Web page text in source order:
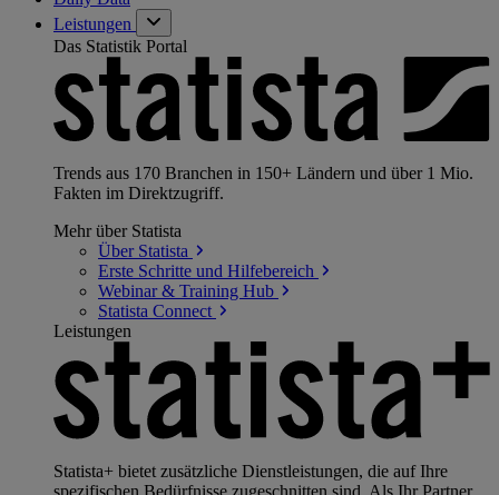
Leistungen
Das Statistik Portal
Trends aus 170 Branchen in 150+ Ländern und über 1 Mio.
Fakten im Direktzugriff.
Mehr über Statista
Über Statista
Erste Schritte und Hilfebereich
Webinar & Training Hub
Statista Connect
Leistungen
Statista+ bietet zusätzliche Dienstleistungen, die auf Ihre
spezifischen Bedürfnisse zugeschnitten sind. Als Ihr Partner